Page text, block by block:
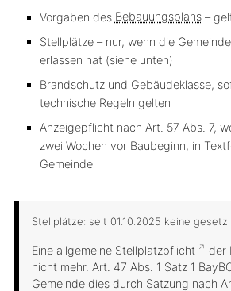
Vorgaben des Bebauungsplans–
Stellplätze – nur, wenn die
erlassen hat (siehe unten)
Brandschutz und Gebäudeklasse,
technische Regeln gelten
Anzeigepflicht nach Art. 57 Abs. 7,
zwei Wochen vor Baubeginn, in
Gemeinde
Stellplätze: seit 01.10.2025 keine
Eine allgemeine Stellplatzpflicht
der
nicht mehr. Art. 47 Abs. 1 Satz 1
Gemeinde dies durch Satzung nach